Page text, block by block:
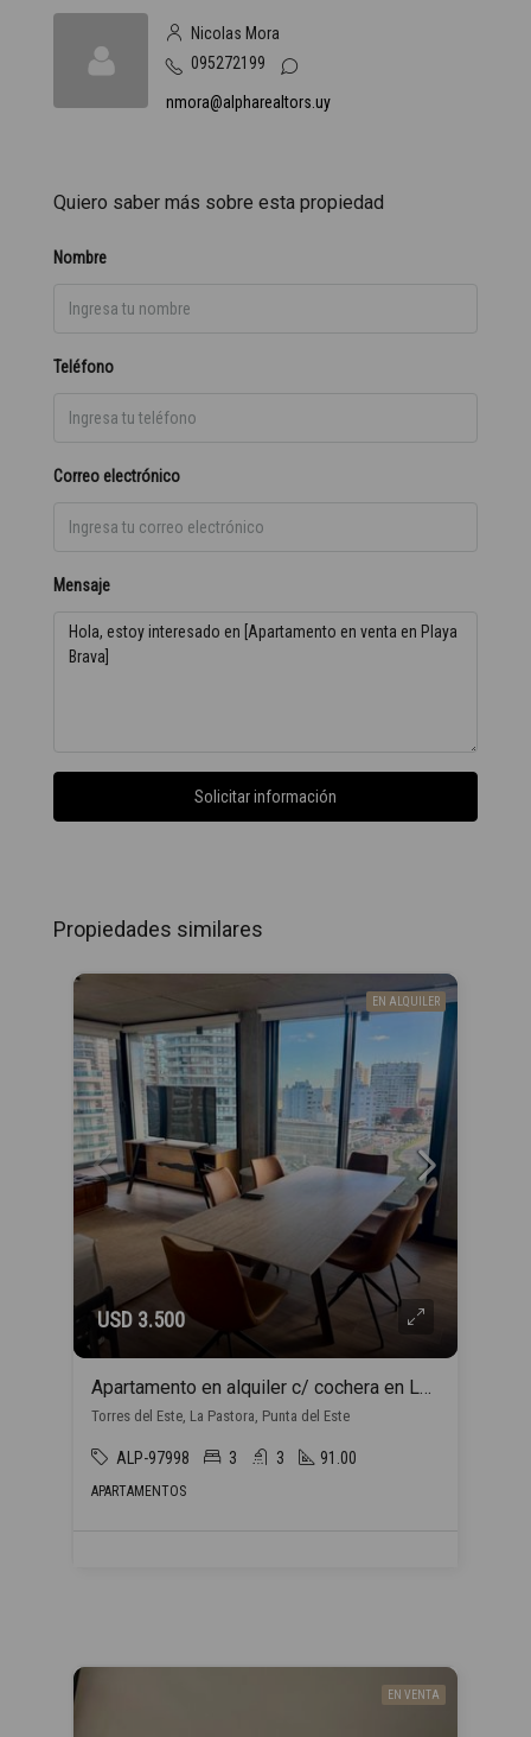
Nicolas Mora
095272199
nmora@alpharealtors.uy
Quiero saber más sobre esta propiedad
Nombre
Teléfono
Correo electrónico
Mensaje
Solicitar información
Propiedades similares
EN ALQUILER
USD 3.500
Apartamento en alquiler c/ cochera en La Pastora
Torres del Este, La Pastora, Punta del Este
ALP-97998 3 3 91.00
APARTAMENTOS
EN VENTA